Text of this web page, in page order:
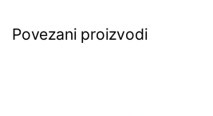
Povezani proizvodi